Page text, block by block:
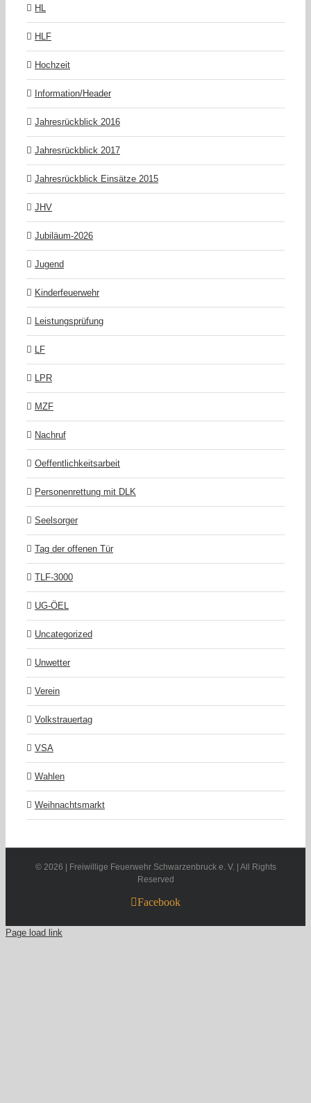
HL
HLF
Hochzeit
Information/Header
Jahresrückblick 2016
Jahresrückblick 2017
Jahresrückblick Einsätze 2015
JHV
Jubiläum-2026
Jugend
Kinderfeuerwehr
Leistungsprüfung
LF
LPR
MZF
Nachruf
Oeffentlichkeitsarbeit
Personenrettung mit DLK
Seelsorger
Tag der offenen Tür
TLF-3000
UG-ÖEL
Uncategorized
Unwetter
Verein
Volkstrauertag
VSA
Wahlen
Weihnachtsmarkt
© 2026 | Freiwillige Feuerwehr Schwarzenbruck e. V. | All Rights
Reserved
Facebook
Page load link